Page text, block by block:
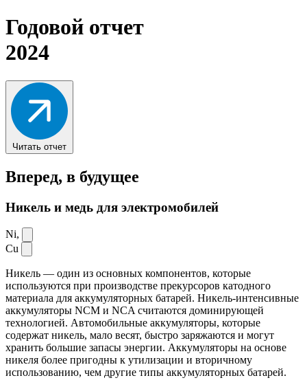
Годовой отчет
2024
Читать отчет
Вперед, в будущее
Никель и медь для электромобилей
Ni,
Cu
Никель — один из основных компонентов, которые
используются при производстве прекурсоров катодного
материала для аккумуляторных батарей. Никель-интенсивные
аккумуляторы NCM и NCA считаются доминирующей
технологией. Автомобильные аккумуляторы, которые
содержат никель, мало весят, быстро заряжаются и могут
хранить большие запасы энергии. Аккумуляторы на основе
никеля более пригодны к утилизации и вторичному
использованию, чем другие типы аккумуляторных батарей.